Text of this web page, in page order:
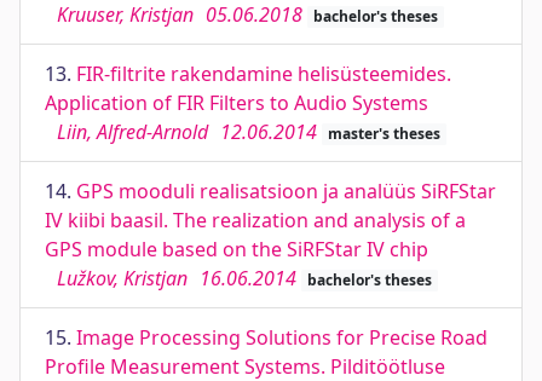
Kruuser, Kristjan 05.06.2018 bachelor's theses
13. FIR-filtrite rakendamine helisüsteemides.
Application of FIR Filters to Audio Systems
Liin, Alfred-Arnold 12.06.2014 master's theses
14. GPS mooduli realisatsioon ja analüüs SiRFStar
IV kiibi baasil. The realization and analysis of a
GPS module based on the SiRFStar IV chip
Lužkov, Kristjan 16.06.2014 bachelor's theses
15. Image Processing Solutions for Precise Road
Profile Measurement Systems. Pilditöötluse